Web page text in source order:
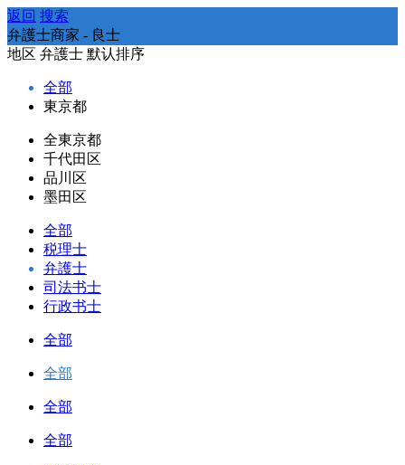
返回 搜索
弁護士商家 - 良士
地区 弁護士 默认排序
全部
東京都
全東京都
千代田区
品川区
墨田区
全部
税理士
弁護士
司法书士
行政书士
全部
全部
全部
全部